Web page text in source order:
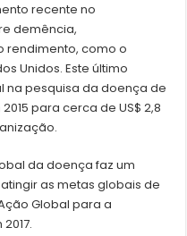
recente no
demência,
rendimento, como o
Unidos. Este último
na pesquisa da doença de
para cerca de US$ 2,8
da doença faz um
as metas globais de
Global para a